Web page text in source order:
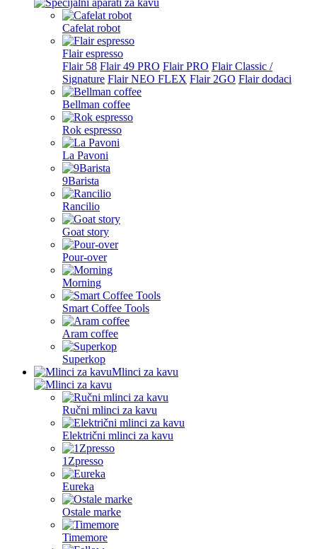
Cafelat robot
Flair espresso
Flair 58 Flair 49 PRO Flair PRO Flair Classic /
Signature Flair NEO FLEX Flair 2GO Flair dodaci
Bellman coffee
Rok espresso
La Pavoni
9Barista
Rancilio
Goat story
Pour-over
Morning
Smart Coffee Tools
Aram coffee
Superkop
Mlinci za kavu
Ručni mlinci za kavu
Električni mlinci za kavu
1Zpresso
Eureka
Ostale marke
Timemore